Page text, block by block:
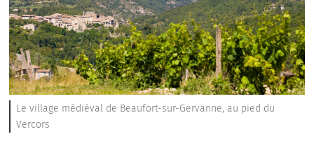
Le village médiéval de Beaufort-sur-Gervanne, au pied du
Vercors